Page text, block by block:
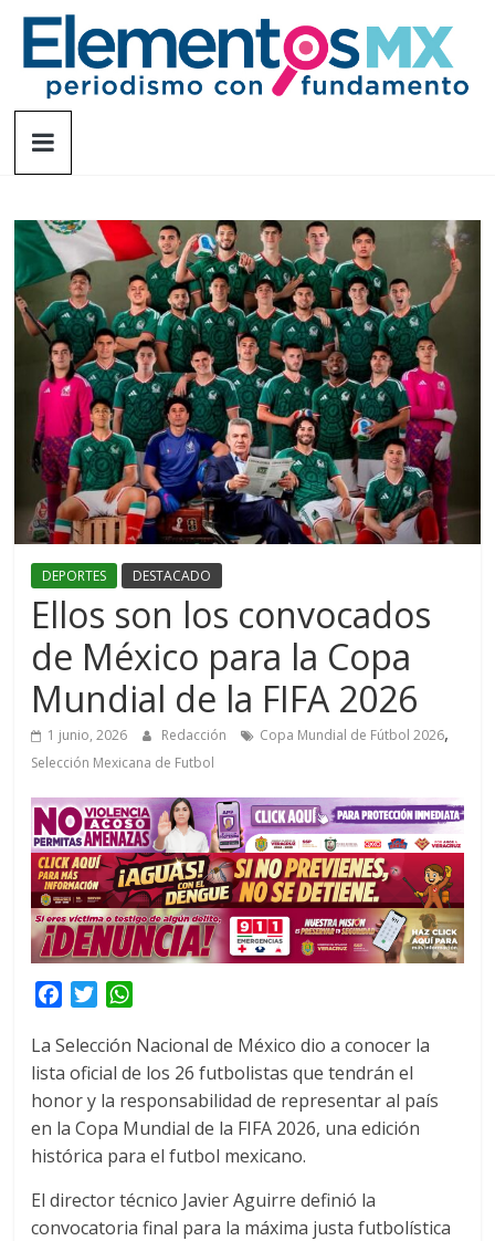
Saltar
contenido
Elementosmx
fundamento
DEPORTES DESTACADO
Ellos son los convocados
de México para la Copa
Mundial de la FIFA 2026
1 junio, 2026 Redacción Copa Mundial de Fútbol 2026,
Selección Mexicana de Futbol
c
e
b
o
o
T
i
t
t
e
r
a
t
s
A
p
La Selección Nacional de México dio a conocer la
lista oficial de los 26 futbolistas que tendrán el
honor y la responsabilidad de representar al país
en la Copa Mundial de la FIFA 2026, una edición
histórica para el futbol mexicano.
El director técnico Javier Aguirre definió la
convocatoria final para la máxima justa futbolística